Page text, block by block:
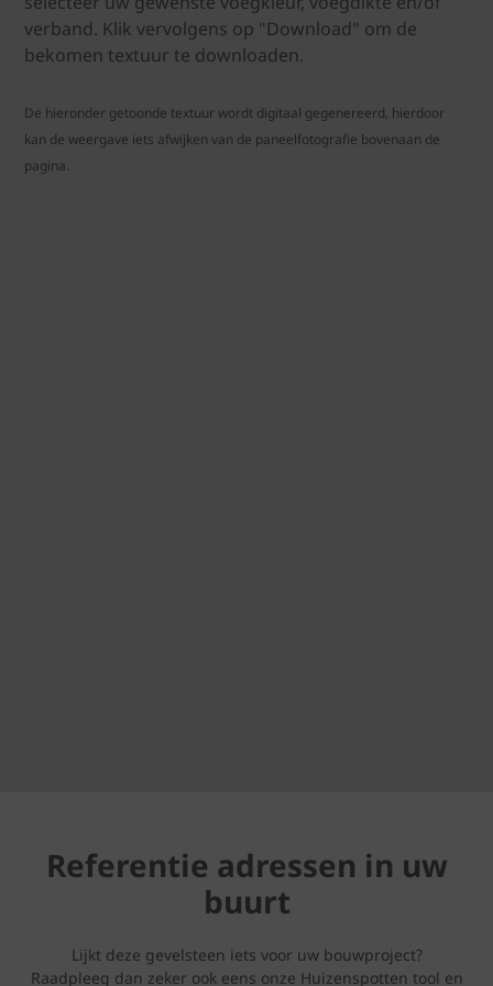
verband. Klik vervolgens op "Download" om de
bekomen textuur te downloaden.
De hieronder getoonde textuur wordt digitaal gegenereerd, hierdoor
kan de weergave iets afwijken van de paneelfotografie bovenaan de
pagina.
Referentie adressen in uw
buurt
Lijkt deze gevelsteen iets voor uw bouwproject?
Raadpleeg dan zeker ook eens onze Huizenspotten tool en